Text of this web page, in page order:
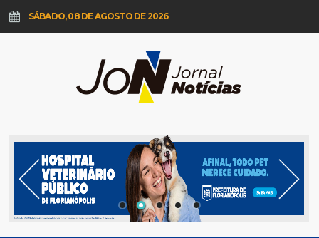
SÁBADO, 08 DE AGOSTO DE 2026